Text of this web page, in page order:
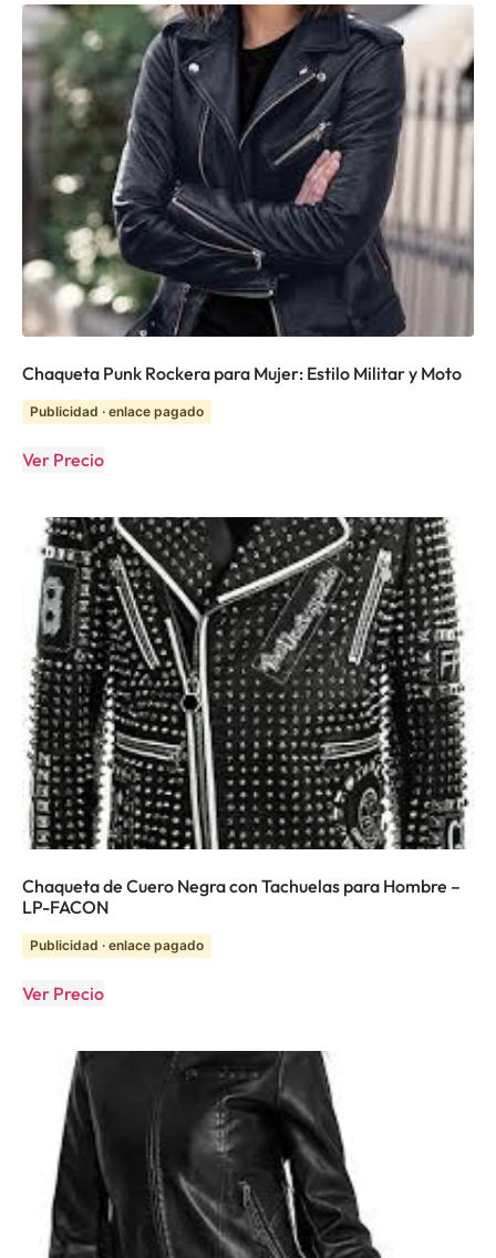
Chaqueta Punk Rockera para Mujer: Estilo Militar y Moto
Publicidad · enlace pagado
Ver Precio
Chaqueta de Cuero Negra con Tachuelas para Hombre –
LP-FACON
Publicidad · enlace pagado
Ver Precio